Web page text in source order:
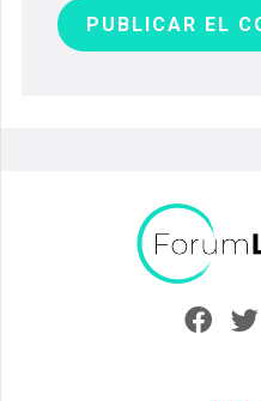
PUBLICAR EL